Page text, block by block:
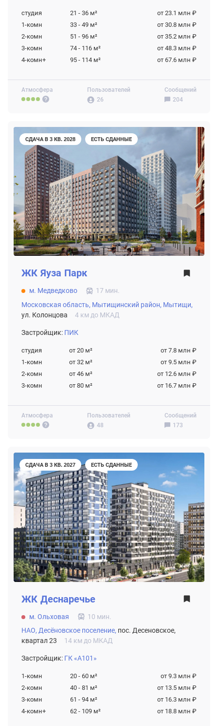
Атмосфера
Пользователей
26
Сообщений
204
студия 21 - 36 м²
от 23.1 млн ₽
1-комн
33 - 49 м²
от 30.8 млн ₽
2-комн
51 - 96 м²
от 35.2 млн ₽
3-комн
74 - 116 м²
от 48.3 млн ₽
4-комн+
95 - 114 м² от 67.6 млн ₽
СДАЧА В 3 КВ. 2028 ЕСТЬ СДАННЫЕ
Атмосфера
Пользователей
48
Сообщений
173
ЖК Яуза Парк
м. Медведково
17 мин.
Московская область, Мытищинский район, Мытищи,
ул. Колонцова
4 км до МКАД
Застройщик: ПИК
студия от 20 м²
от 7.8 млн ₽
1-комн
от 32 м²
от 9.5 млн ₽
2-комн
от 46 м²
от 12.6 млн ₽
3-комн
от 80 м² от 16.7 млн ₽
СДАЧА В 3 КВ. 2027 ЕСТЬ СДАННЫЕ
ЖК Деснаречье
м. Ольховая
10 мин.
НАО, Десёновское поселение, пос. Десеновское,
квартал 23
14 км до МКАД
Застройщик: ГК «А101»
1-комн 20 - 60 м²
от 9.3 млн ₽
2-комн
40 - 81 м²
от 13.5 млн ₽
3-комн
61 - 94 м²
от 16.3 млн ₽
4-комн+
62 - 109 м² от 18.8 млн ₽